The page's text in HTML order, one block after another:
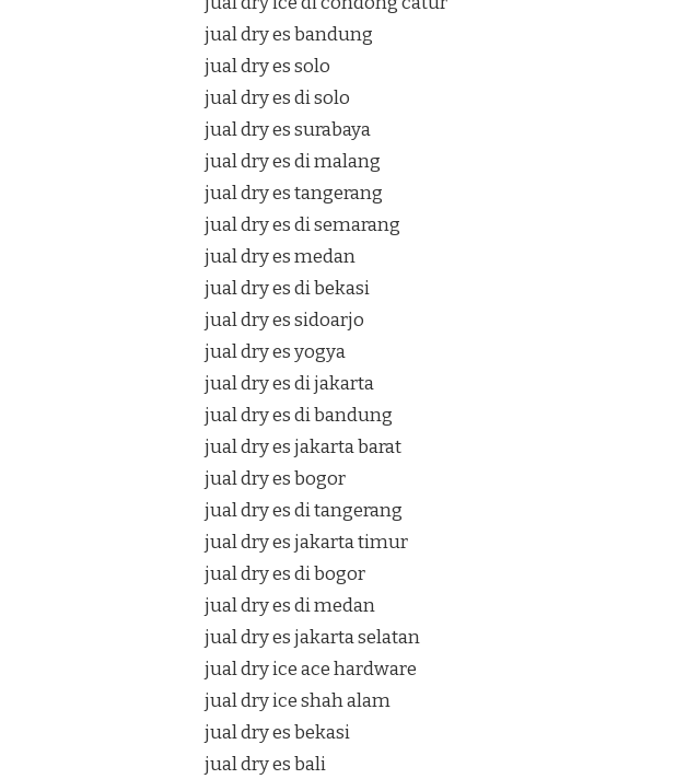
jual dry es bandung
jual dry es solo
jual dry es di solo
jual dry es surabaya
jual dry es di malang
jual dry es tangerang
jual dry es di semarang
jual dry es medan
jual dry es di bekasi
jual dry es sidoarjo
jual dry es yogya
jual dry es di jakarta
jual dry es di bandung
jual dry es jakarta barat
jual dry es bogor
jual dry es di tangerang
jual dry es jakarta timur
jual dry es di bogor
jual dry es di medan
jual dry es jakarta selatan
jual dry ice ace hardware
jual dry ice shah alam
jual dry es bekasi
jual dry es bali